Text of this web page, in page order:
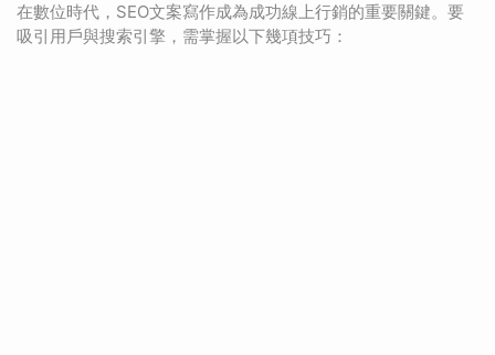
在數位時代，SEO文案寫作成為成功線上行銷的重要關鍵。要
吸引用戶與搜索引擎，需掌握以下幾項技巧：